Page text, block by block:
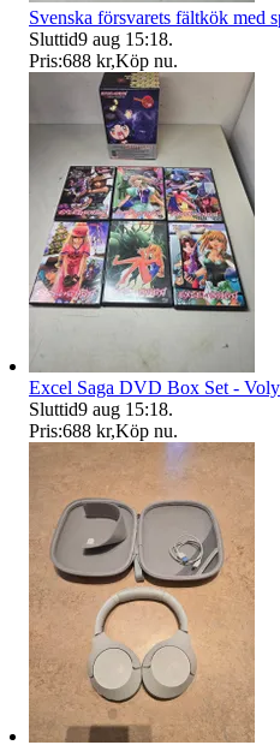
Svenska försvarets fältkök med
Sluttid9 aug 15:18.
Pris:688 kr,Köp nu.
Excel Saga DVD Box Set -
Sluttid9 aug 15:18.
Pris:688 kr,Köp nu.